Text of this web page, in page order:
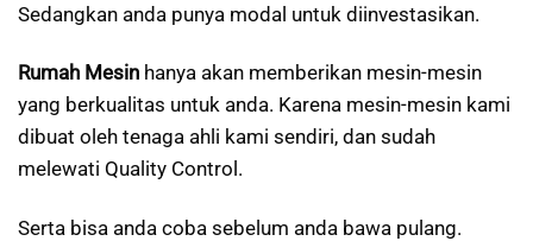
Sedangkan anda punya modal untuk diinvestasikan.
Rumah Mesin hanya akan memberikan mesin-mesin
yang berkualitas untuk anda. Karena mesin-mesin kami
dibuat oleh tenaga ahli kami sendiri, dan sudah
melewati Quality Control.
Serta bisa anda coba sebelum anda bawa pulang.